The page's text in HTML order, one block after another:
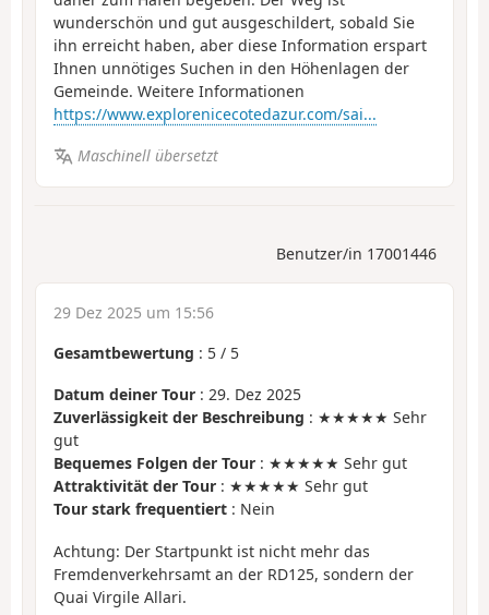
wunderschön und gut ausgeschildert, sobald Sie
ihn erreicht haben, aber diese Information erspart
Ihnen unnötiges Suchen in den Höhenlagen der
Gemeinde. Weitere Informationen
https://www.explorenicecotedazur.com/sai...
Maschinell übersetzt
Benutzer/in 17001446
29 Dez 2025 um 15:56
Gesamtbewertung : 5 / 5
Datum deiner Tour : 29. Dez 2025
Zuverlässigkeit der Beschreibung : ★★★★★ Sehr
gut
Bequemes Folgen der Tour : ★★★★★ Sehr gut
Attraktivität der Tour : ★★★★★ Sehr gut
Tour stark frequentiert : Nein
Achtung: Der Startpunkt ist nicht mehr das
Fremdenverkehrsamt an der RD125, sondern der
Quai Virgile Allari.